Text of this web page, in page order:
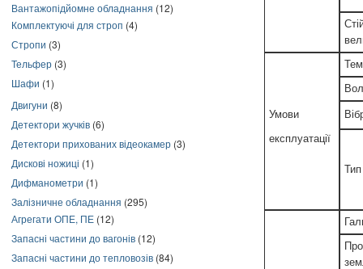
Вантажопідйомне обладнання (12)
Комплектуючі для строп (4)
Стропи (3)
Тельфер (3)
Шафи (1)
Двигуни (8)
Детектори жучків (6)
Детектори прихованих відеокамер (3)
Дискові ножиці (1)
Дифманометри (1)
Залізничне обладнання (295)
Агрегати ОПЕ, ПЕ (12)
Запасні частини до вагонів (12)
Запасні частини до тепловозів (84)
Умови
експлуатації